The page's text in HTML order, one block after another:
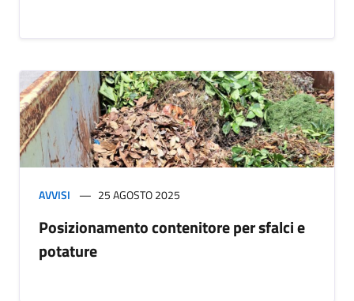
AVVISI 25 AGOSTO 2025
Posizionamento contenitore per sfalci e
potature